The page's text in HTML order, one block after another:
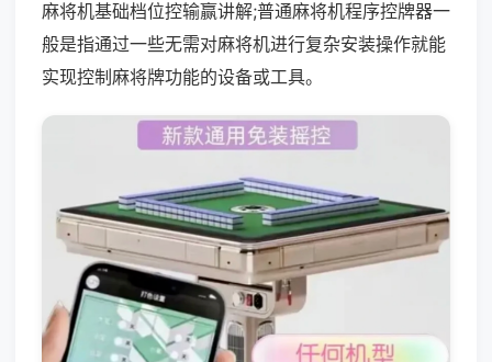
麻将机基础档位控输赢讲解;普通麻将机程序控牌器一
般是指通过一些无需对麻将机进行复杂安装操作就能
实现控制麻将牌功能的设备或工具。